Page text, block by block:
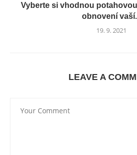
Vyberte si vhodnou
obnovení
19. 9. 2021
LEAVE A